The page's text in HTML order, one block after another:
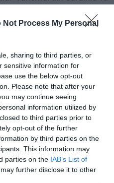
Not Process My Personal
sharing to third parties, or
sensitive information for
use the below opt-out
Please note that after your
may continue seeing
information utilized by
to third parties prior to
opt-out of the further
by third parties on the
This information may
parties on the IAB’s List of
further disclose it to other
știe în ce măsură, dar va
că prezența va scădea. Și
obicei, chiar și pentru
valorează 1,5 la sută
Aproximativ 220.000
turiști care cheltuiesc
–”Trebuie să începem